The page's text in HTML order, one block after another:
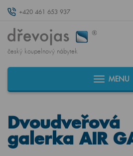
+420 461 653 937
český koupelnový nábytek
MENU
Dvoudveřová
galerka AIR